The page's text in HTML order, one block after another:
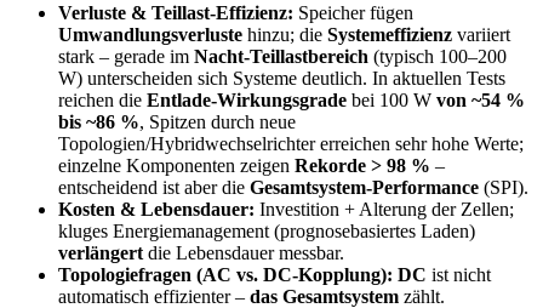
Verluste & Teillast-Effizienz: Speicher fügen
Umwandlungsverluste hinzu; die Systemeffizienz variiert
stark – gerade im Nacht-Teillastbereich (typisch 100–200
W) unterscheiden sich Systeme deutlich. In aktuellen Tests
reichen die Entlade-Wirkungsgrade bei 100 W von ~54 %
bis ~86 %, Spitzen durch neue
Topologien/Hybridwechselrichter erreichen sehr hohe Werte;
einzelne Komponenten zeigen Rekorde > 98 % –
entscheidend ist aber die Gesamtsystem-Performance (SPI).
Kosten & Lebensdauer: Investition + Alterung der Zellen;
kluges Energiemanagement (prognosebasiertes Laden)
verlängert die Lebensdauer messbar.
Topologiefragen (AC vs. DC-Kopplung): DC ist nicht
automatisch effizienter – das Gesamtsystem zählt.